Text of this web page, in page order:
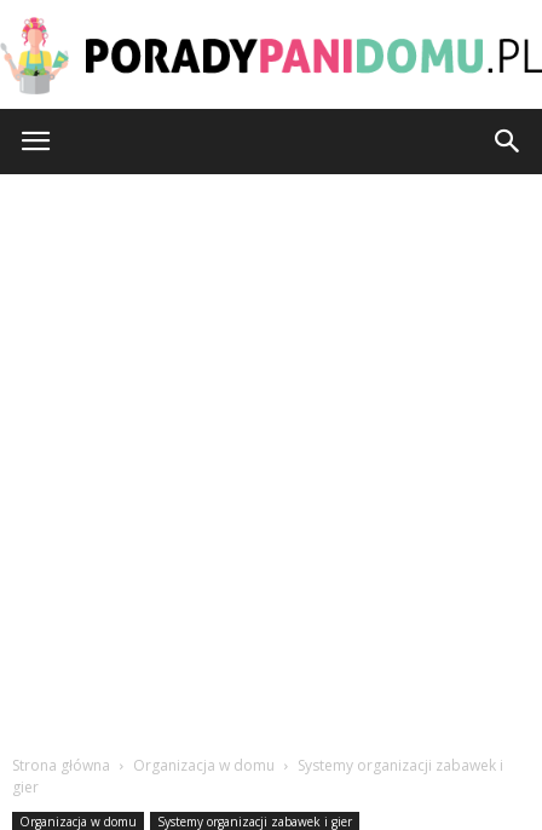
Strona główna Organizacja w domu
Systemy organizacji zabawek i
gier
Organizacja w domu Systemy organizacji zabawek i gier